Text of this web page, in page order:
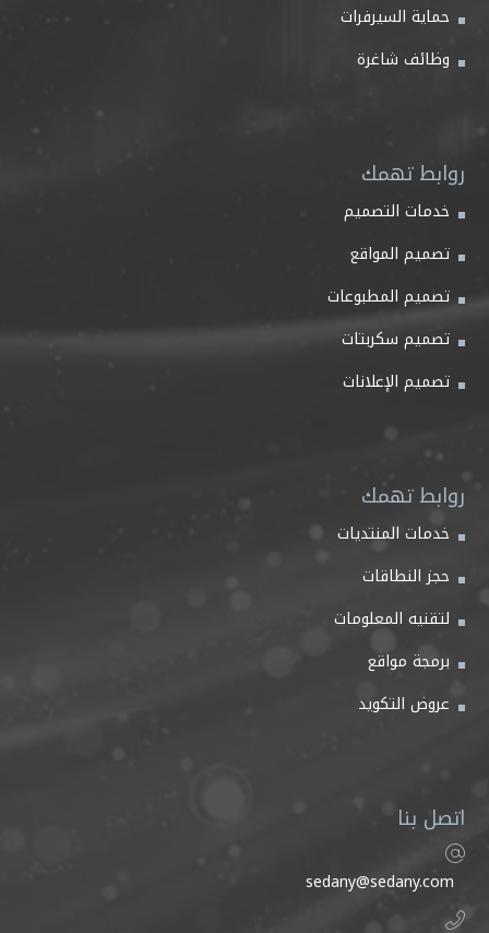
حماية السيرفرات
وظائف شاغرة
روابط تهمك
خدمات التصميم
تصميم المواقع
تصميم المطبوعات
تصميم سكربتات
تصميم الإعلانات
روابط تهمك
خدمات المنتديات
حجز النطاقات
لتقنيه المعلومات
برمجة مواقع
عروض التكويد
اتصل بنا
sedany@sedany.com